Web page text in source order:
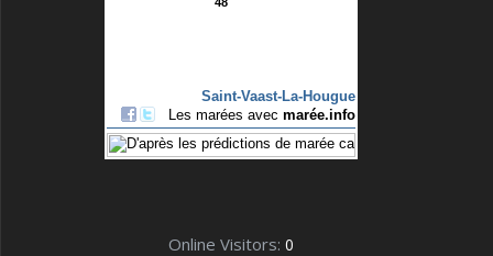
Online Visitors: 0